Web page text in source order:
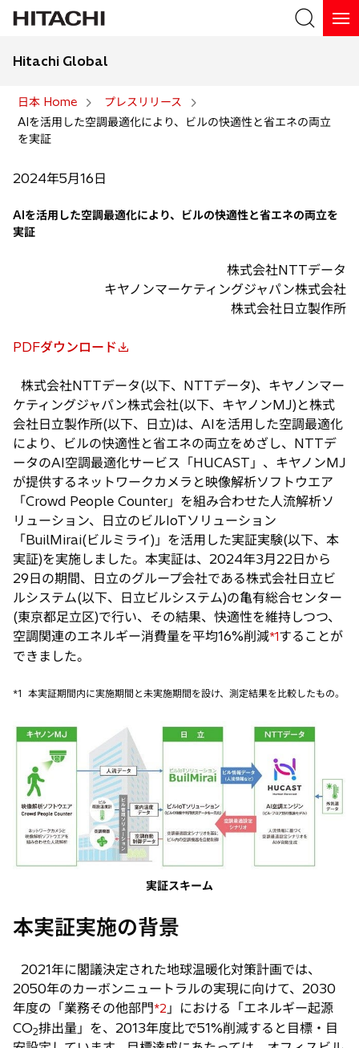
検索
Hitachi Global
日本 Home
プレスリリース
AIを活用した空調最適化により、ビルの快適性と省エネの両立
を実証
2024年5月16日
AIを活用した空調最適化により、ビルの快適性と省エネの両立を
実証
株式会社NTTデータ
キヤノンマーケティングジャパン株式会社
株式会社日立製作所
PDFダウンロード
新
い
タ
ブ
で
く
株式会社NTTデータ(以下、NTTデータ)、キヤノンマー
ケティングジャパン株式会社(以下、キヤノンMJ)と株式
会社日立製作所(以下、日立)は、AIを活用した空調最適化
により、ビルの快適性と省エネの両立をめざし、NTTデ
ータのAI空調最適化サービス「HUCAST」、キヤノンMJ
が提供するネットワークカメラと映像解析ソフトウエア
「Crowd People Counter」を組み合わせた人流解析ソ
リューション、日立のビルIoTソリューション
「BuilMirai(ビルミライ)」を活用した実証実験(以下、本
実証)を実施しました。本実証は、2024年3月22日から
29日の期間、日立のグループ会社である株式会社日立ビ
ルシステム(以下、日立ビルシステム)の亀有総合センター
(東京都足立区)で行い、その結果、快適性を維持しつつ、
空調関連のエネルギー消費量を平均16%削減*1することが
できました。
*1 本実証期間内に実施期間と未実施期間を設け、測定結果を比較したもの。
実証スキーム
本実証実施の背景
2021年に閣議決定された地球温暖化対策計画では、
2050年のカーボンニュートラルの実現に向けて、2030
年度の「業務その他部門*2 」における「エネルギー起源
CO2排出量」を、2013年度比で51%削減すると目標・目